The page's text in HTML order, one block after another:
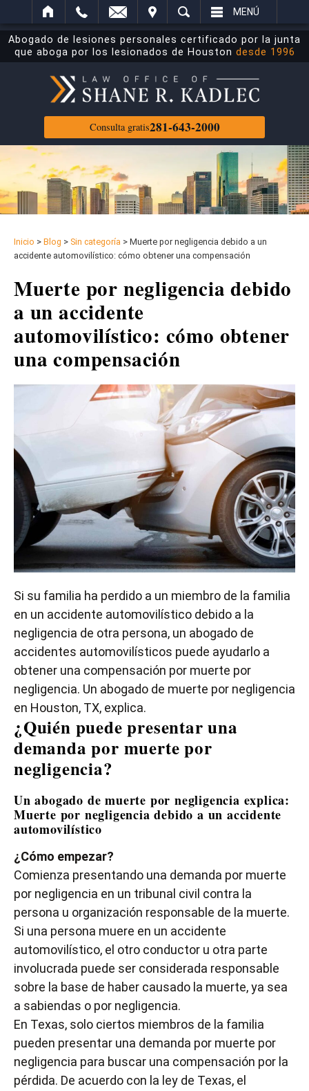
BUSCAR MENÚ
Abogado de lesiones personales certificado por la junta
que aboga por los lesionados de Houston desde 1996
Consulta gratis281-643-2000
Inicio > Blog > Sin categoría > Muerte por negligencia debido a un
accidente automovilístico: cómo obtener una compensación
Muerte por negligencia debido
a un accidente
automovilístico: cómo obtener
una compensación
Si su familia ha perdido a un miembro de la familia
en un accidente automovilístico debido a la
negligencia de otra persona, un abogado de
accidentes automovilísticos puede ayudarlo a
obtener una compensación por muerte por
negligencia. Un abogado de muerte por negligencia
en Houston, TX, explica.
¿Quién puede presentar una
demanda por muerte por
negligencia?
Un abogado de muerte por negligencia explica:
Muerte por negligencia debido a un accidente
automovilístico
¿Cómo empezar?
Comienza presentando una demanda por muerte
por negligencia en un tribunal civil contra la
persona u organización responsable de la muerte.
Si una persona muere en un accidente
automovilístico, el otro conductor u otra parte
involucrada puede ser considerada responsable
sobre la base de haber causado la muerte, ya sea
a sabiendas o por negligencia.
En Texas, solo ciertos miembros de la familia
pueden presentar una demanda por muerte por
negligencia para buscar una compensación por la
pérdida. De acuerdo con la ley de Texas, el